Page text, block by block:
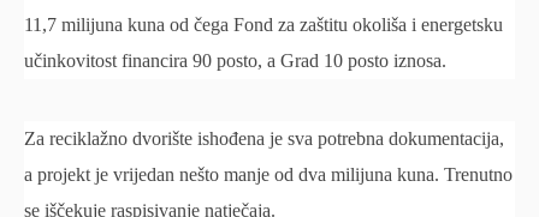
11,7 milijuna kuna od čega Fond za zaštitu okoliša i energetsku
učinkovitost financira 90 posto, a Grad 10 posto iznosa.
Za reciklažno dvorište ishođena je sva potrebna dokumentacija,
a projekt je vrijedan nešto manje od dva milijuna kuna. Trenutno
se iščekuje raspisivanje natječaja.